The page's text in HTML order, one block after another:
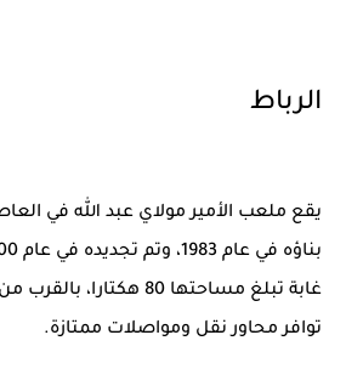
الرباط
يقع ملعب الأمير مولاي عبد الله في
غابة تبلغ مساحتها 80
توافر محاور نقل ومواصلات ممتازة.